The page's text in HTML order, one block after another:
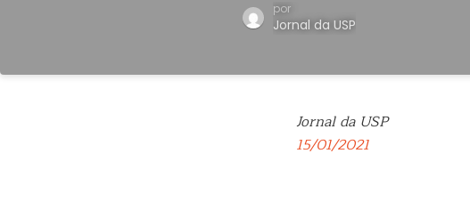
por
Jornal da USP
Jornal da USP
15/01/2021